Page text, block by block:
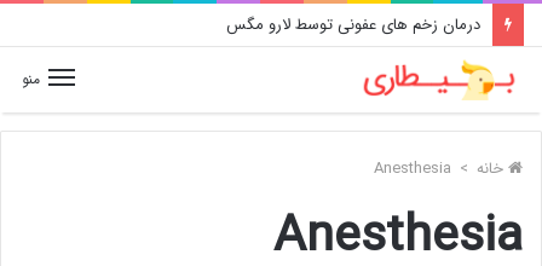
درمان زخم های عفونی توسط لارو مگس
منو
خانه >
Anesthesia
Anesthesia